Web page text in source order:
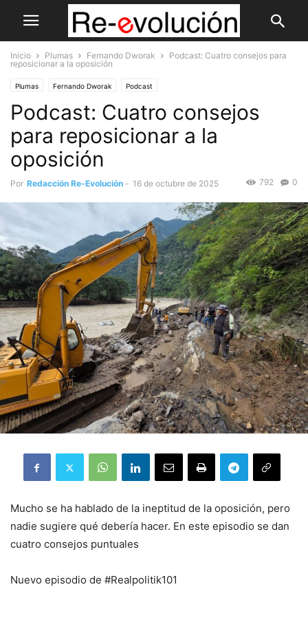
Inicio Plumas Fernando Dworak
Podcast: Cuatro consejos para
reposicionar a la oposición
Plumas Fernando Dworak Podcast
Podcast: Cuatro consejos
para reposicionar a la
oposición
Por Redacción Re-Evolución - 16 de octubre de 2025 0
792
Mucho se ha hablado de la ineptitud de la oposición, pero
nadie sugiere qué debería hacer. En este episodio se dan
cuatro consejos puntuales
Nuevo episodio de #Realpolitik101